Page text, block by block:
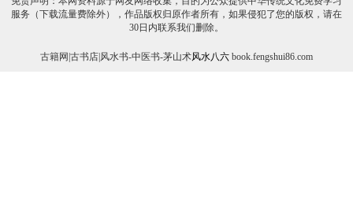
服务（下载流量费除外），作品版权归原作者所有，如果侵犯了您的版权，请在
30日内联系我们删除。
古籍网|古书店|风水书-中医书-茅山术风水八六 book.fengshui86.com